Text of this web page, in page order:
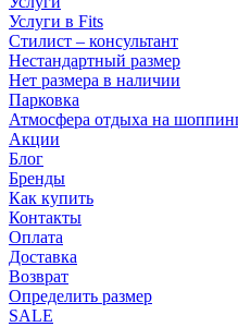
Услуги в Fits
Стилист – консультант
Нестандартный размер
Нет размера в наличии
Парковка
Атмосфера отдыха на
Акции
Блог
Бренды
Как купить
Контакты
Оплата
Доставка
Возврат
Определить размер
SALE